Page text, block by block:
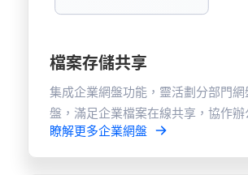
檔案存儲共享
集成企業網盤功能，靈活劃分部門
盤，滿足企業檔案在線共享，協作辦
瞭解更多企業網盤